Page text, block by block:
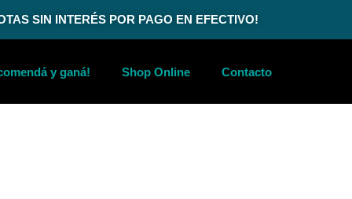
SIN INTERÉS POR PAGO EN EFECTIVO!
y ganá! Shop Online Contacto